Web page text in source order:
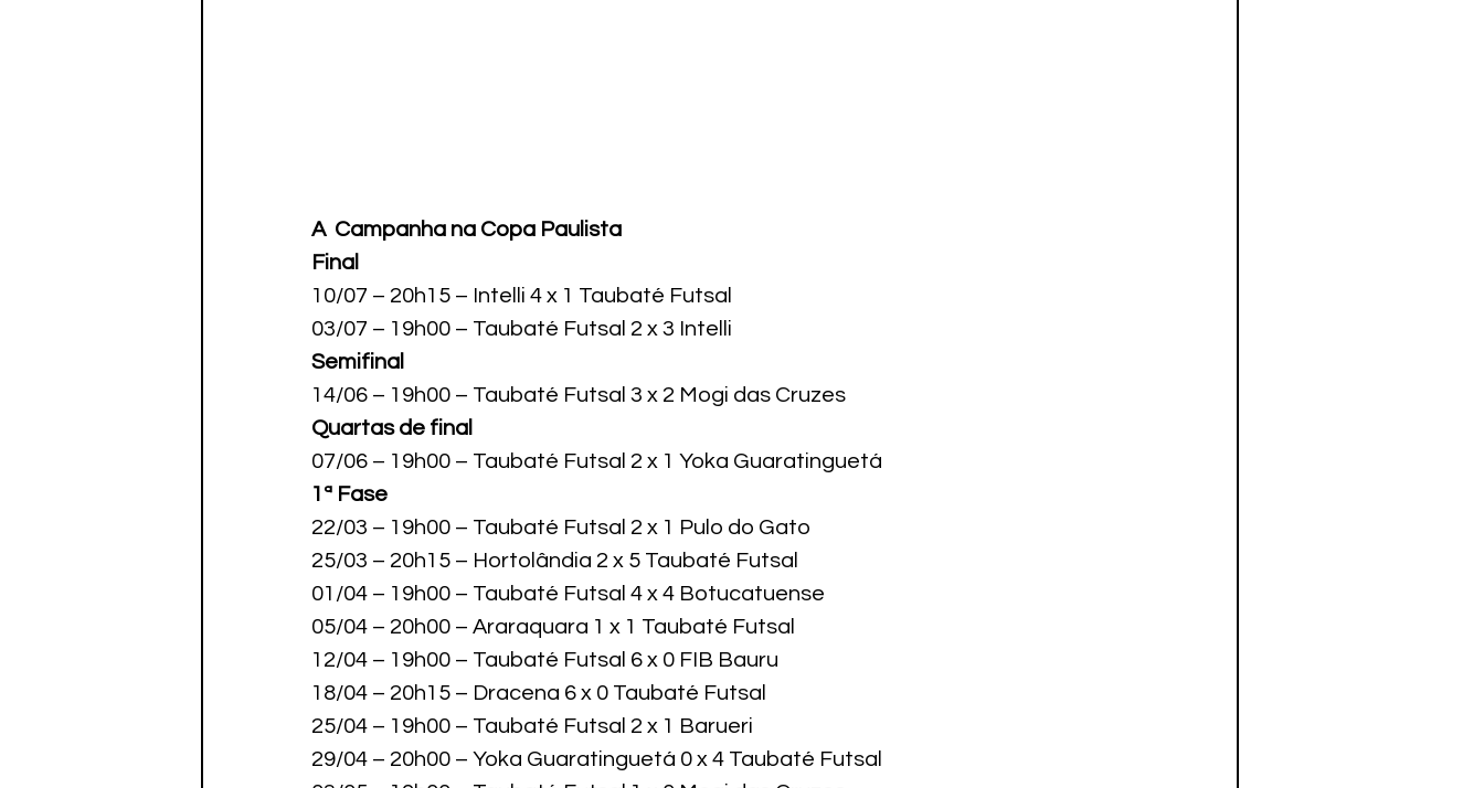
A  Campanha na Copa Paulista
Final
10/07 – 20h15 – Intelli 4 x 1 Taubaté Futsal
03/07 – 19h00 – Taubaté Futsal 2 x 3 Intelli
Semifinal
14/06 – 19h00 – Taubaté Futsal 3 x 2 Mogi das Cruzes
Quartas de final
07/06 – 19h00 – Taubaté Futsal 2 x 1 Yoka Guaratinguetá
1ª Fase
22/03 – 19h00 – Taubaté Futsal 2 x 1 Pulo do Gato
25/03 – 20h15 – Hortolândia 2 x 5 Taubaté Futsal
01/04 – 19h00 – Taubaté Futsal 4 x 4 Botucatuense
05/04 – 20h00 – Araraquara 1 x 1 Taubaté Futsal
12/04 – 19h00 – Taubaté Futsal 6 x 0 FIB Bauru
18/04 – 20h15 – Dracena 6 x 0 Taubaté Futsal
25/04 – 19h00 – Taubaté Futsal 2 x 1 Barueri
29/04 – 20h00 – Yoka Guaratinguetá 0 x 4 Taubaté Futsal